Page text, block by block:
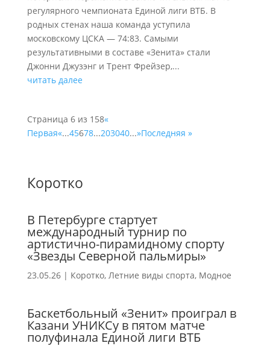
регулярного чемпионата Единой лиги ВТБ. В
родных стенах наша команда уступила
московскому ЦСКА — 74:83. Самыми
результативными в составе «Зенита» стали
Джонни Джузэнг и Трент Фрейзер,...
читать далее
Страница 6 из 158«
Первая«...45678...203040...»Последняя »
Коротко
В Петербурге стартует
международный турнир по
артистично-пирамидному спорту
«Звезды Северной пальмиры»
23.05.26| Коротко, Летние виды спорта, Модное
Баскетбольный «Зенит» проиграл в
Казани УНИКСу в пятом матче
полуфинала Единой лиги ВТБ